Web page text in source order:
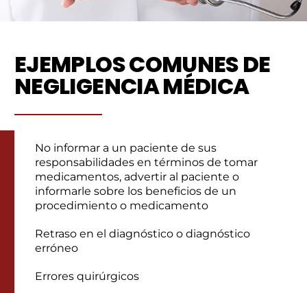
EJEMPLOS COMUNES DE
NEGLIGENCIA MÉDICA
No informar a un paciente de sus
responsabilidades en términos de tomar
medicamentos, advertir al paciente o
informarle sobre los beneficios de un
procedimiento o medicamento
Retraso en el diagnóstico o diagnóstico
erróneo
Errores quirúrgicos